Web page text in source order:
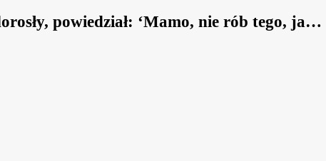
powiedział: ‘Mamo, nie rób tego, ja…